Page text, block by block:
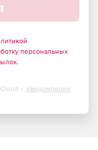
SSL 24/7.
персональных
.
- Уведомление